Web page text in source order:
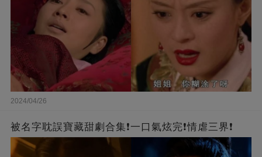
2024/04/26
被名字耽誤寶藏甜劇合集❗一口氣炫完❗情虐三界❗